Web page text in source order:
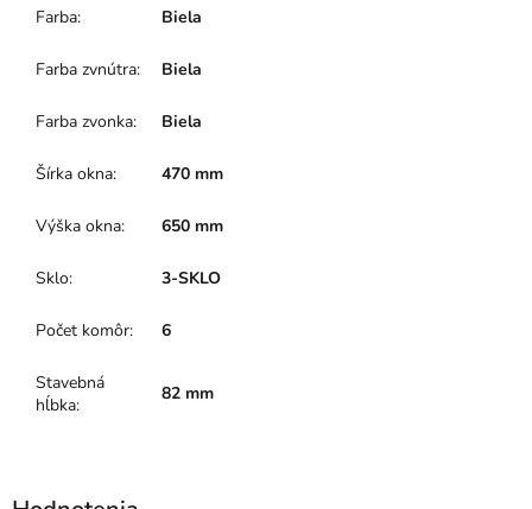
Farba: Biela
Farba zvnútra: Biela
Farba zvonka: Biela
Šírka okna: 470 mm
Výška okna: 650 mm
Sklo: 3-SKLO
Počet komôr: 6
Stavebná
hĺbka:
82 mm